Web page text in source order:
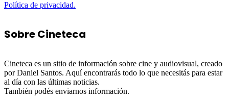
Política de privacidad.
Sobre Cineteca
Cineteca es un sitio de información sobre cine y audiovisual, creado
por Daniel Santos. Aquí encontrarás todo lo que necesitás para estar
al día con las últimas noticias.
También podés enviarnos información.